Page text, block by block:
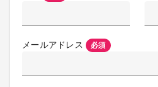
メールアドレス 必須